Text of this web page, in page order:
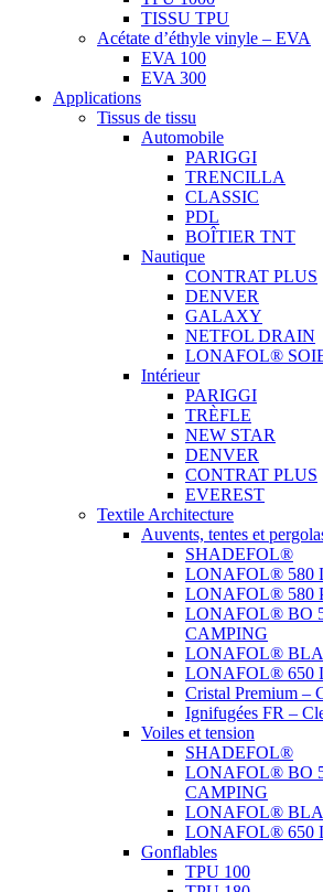
TISSU TPU
Acétate d’éthyle vinyle – EVA
EVA 100
EVA 300
Applications
Tissus de tissu
Automobile
PARIGGI
TRENCILLA
CLASSIC
PDL
BOÎTIER TNT
Nautique
CONTRAT PLUS
DENVER
GALAXY
NETFOL DRAIN
LONAFOL®
Intérieur
PARIGGI
TRÈFLE
NEW STAR
DENVER
CONTRAT PLUS
EVEREST
Textile Architecture
Auvents, tentes et
SHADEFOL®
LONAFOL® 580
LONAFOL® 580
LONAFOL® BO
CAMPING
LONAFOL®
LONAFOL® 650
Cristal Premium –
Ignifugées FR –
Voiles et tension
SHADEFOL®
LONAFOL® BO
CAMPING
LONAFOL®
LONAFOL® 650
Gonflables
TPU 100